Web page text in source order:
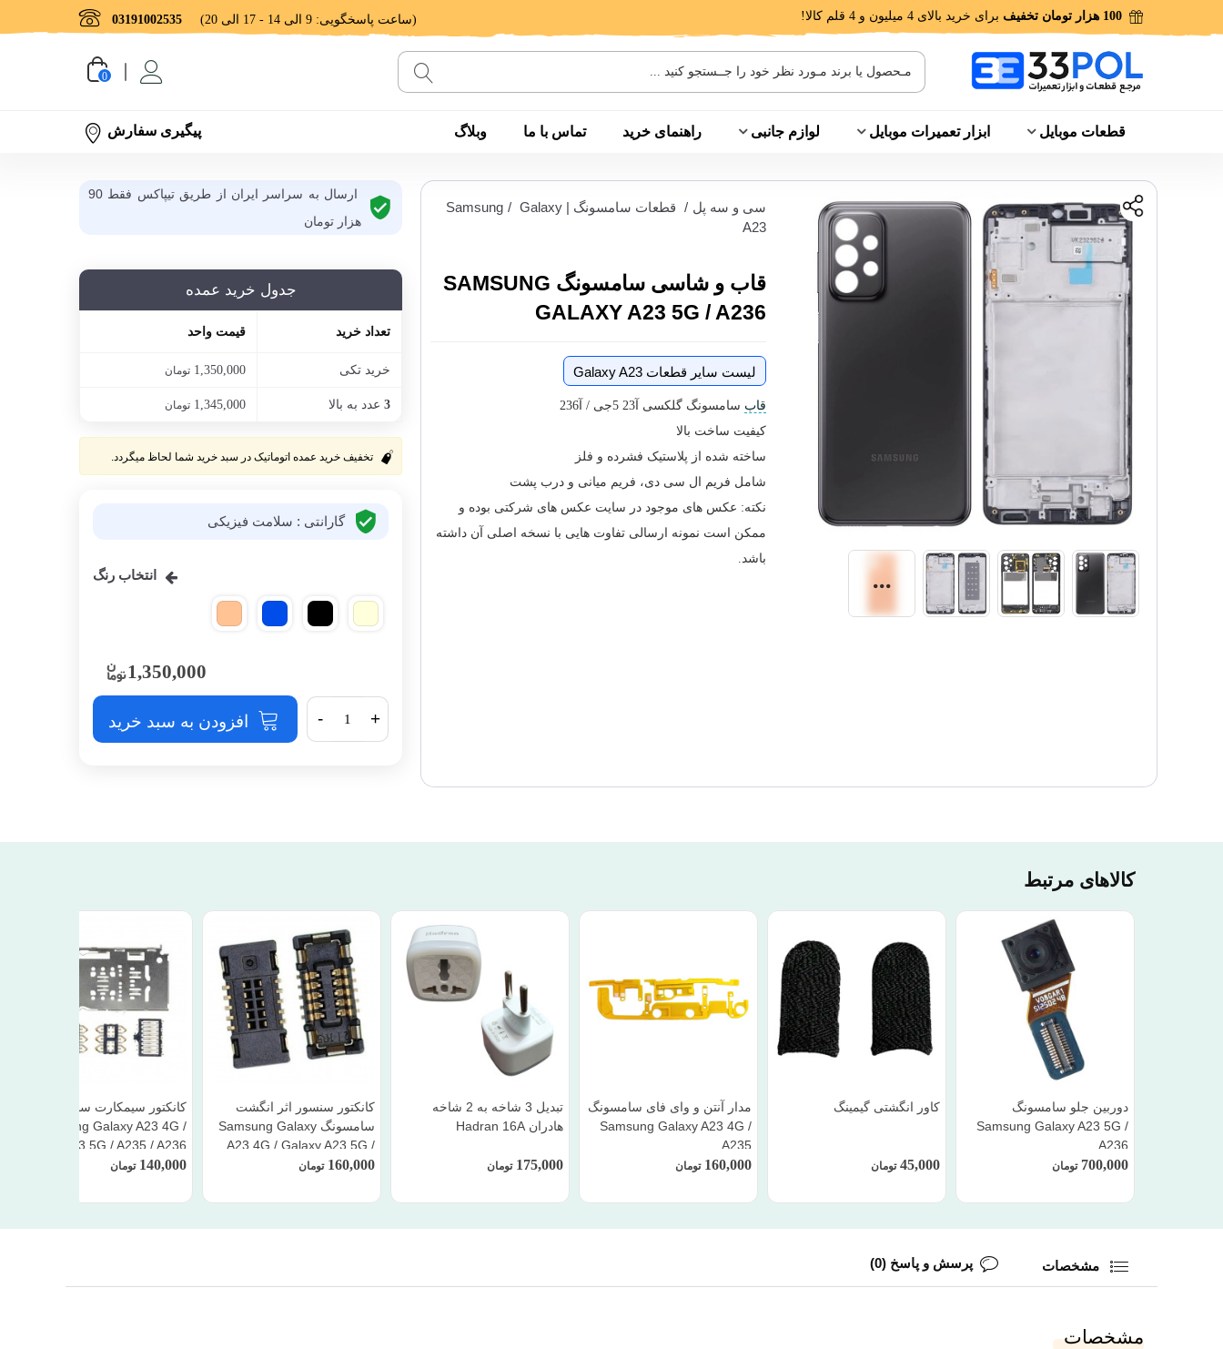
100 هزار تومان تخفیف برای خرید بالای 4 میلیون و 4 قلم کالا! 03191002535 (ساعت پاسخگویی: 9 الی 14 - 17 الی 20)
0
قطعات موبایل ابزار تعمیرات موبایل لوازم جانبی راهنمای خرید تماس با ما وبلاگ پیگیری سفارش
سی و سه پل / قطعات سامسونگ | Samsung / Galaxy
A23
قاب و شاسی سامسونگ SAMSUNG
GALAXY A23 5G / A236
لیست سایر قطعات Galaxy A23
قاب سامسونگ گلکسی آ23 5جی / آ236
کیفیت ساخت بالا
ساخته شده از پلاستیک فشرده و فلز
شامل فریم ال سی دی، فریم میانی و درب پشت
نکته: عکس های موجود در سایت عکس های شرکتی بوده و
ممکن است نمونه ارسالی تفاوت هایی با نسخه اصلی آن داشته
باشد.
ارسال به سراسر ایران از طریق تیپاکس فقط 90
هزار تومان
جدول خرید عمده
تعداد خرید قیمت واحد
خرید تکی 1,350,000 تومان
3عدد به بالا 1,345,000 تومان
تخفیف خرید عمده اتوماتیک در سبد خرید شما لحاظ میگردد.
گارانتی : سلامت فیزیکی
انتخاب رنگ
1,350,000
- + افزودن به سبد خرید
کالاهای مرتبط
دوربین جلو سامسونگ
Samsung Galaxy A23 5G /
A236
700,000 تومان
کاور انگشتی گیمینگ
45,000 تومان
مدار آنتن و وای فای سامسونگ
Samsung Galaxy A23 4G /
A235
160,000 تومان
تبدیل 3 شاخه به 2 شاخه
هادران Hadran 16A
175,000 تومان
کانکتور سنسور اثر انگشت
سامسونگ Samsung Galaxy
A23 4G / Galaxy A23 5G /
A235 / A236
160,000 تومان
کانکتور سیمکارت سامسونگ
Samsung Galaxy A23 4G /
Galaxy A23 5G / A235 / A236
140,000 تومان
مشخصات پرسش و پاسخ (0)
مشخصات